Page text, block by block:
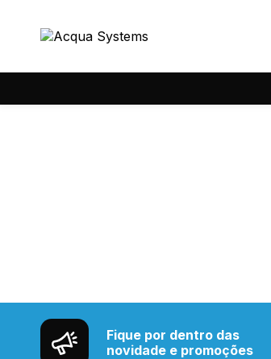
Fique por dentro das
novidade e promoções